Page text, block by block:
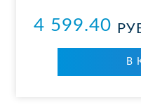
4 599.40
В